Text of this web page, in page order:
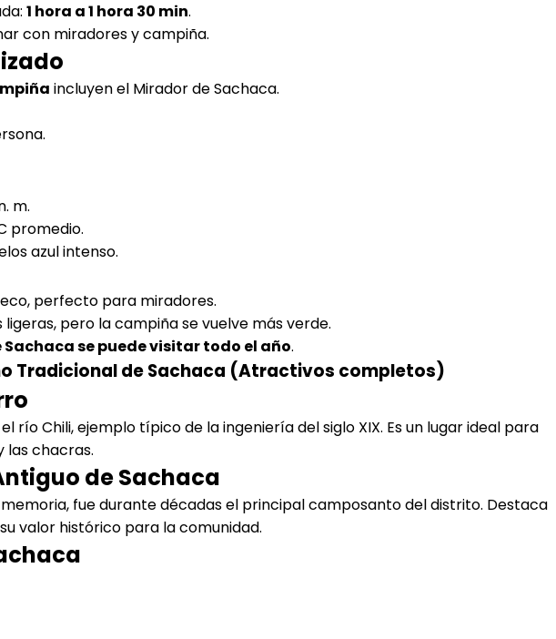
1 hora a 1 hora 30 min.
con miradores y campiña.
incluyen el Mirador de Sachaca.
m.
promedio.
azul intenso.
perfecto para miradores.
ligeras, pero la campiña se vuelve más verde.
se puede visitar todo el año.
Tradicional de Sachaca (Atractivos completos)
río Chili, ejemplo típico de la ingeniería del siglo XIX. Es un lugar ideal para
las chacras.
de Sachaca
fue durante décadas el principal camposanto del distrito. Destaca
valor histórico para la comunidad.